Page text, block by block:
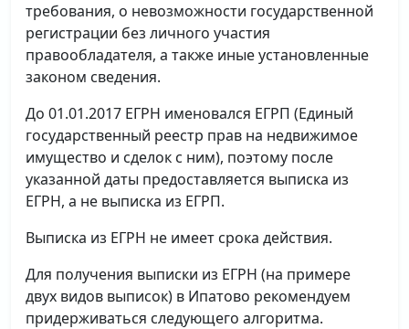
требования, о невозможности государственной
регистрации без личного участия
правообладателя, а также иные установленные
законом сведения.
До 01.01.2017 ЕГРН именовался ЕГРП (Единый
государственный реестр прав на недвижимое
имущество и сделок с ним), поэтому после
указанной даты предоставляется выписка из
ЕГРН, а не выписка из ЕГРП.
Выписка из ЕГРН не имеет срока действия.
Для получения выписки из ЕГРН (на примере
двух видов выписок) в Ипатово рекомендуем
придерживаться следующего алгоритма.